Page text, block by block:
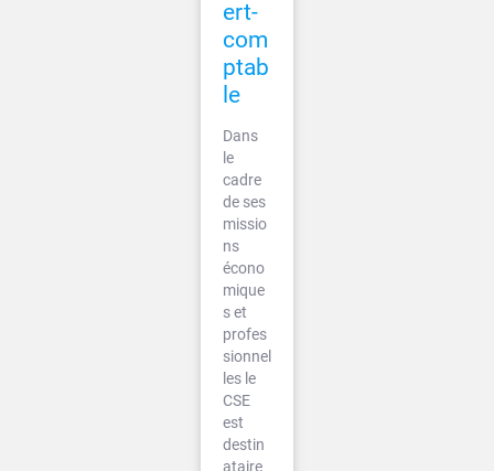
ert-
com
ptab
le
Dans
le
cadre
de ses
missio
ns
écono
mique
s et
profes
sionnel
les le
CSE
est
destin
ataire